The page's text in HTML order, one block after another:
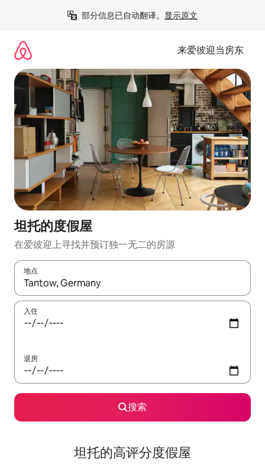
部分信息已自动翻译。 显示原文
来爱彼迎当房东
坦托的度假屋
在爱彼迎上寻找并预订独一无二的房源
地点
如有搜索结果，请使用上下方向键查看，或通过点击或滑动手势
入住
退房
搜索
坦托的高评分度假屋